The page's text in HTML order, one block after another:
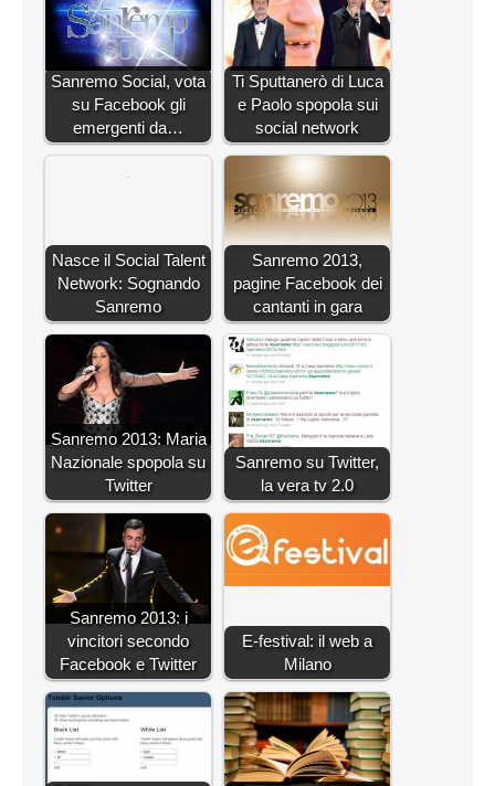
Sanremo Social, vota
su Facebook gli
emergenti da…
Ti Sputtanerò di Luca
e Paolo spopola sui
social network
Nasce il Social Talent
Network: Sognando
Sanremo
Sanremo 2013,
pagine Facebook dei
cantanti in gara
Sanremo 2013: Maria
Nazionale spopola su
Twitter
Sanremo su Twitter,
la vera tv 2.0
Sanremo 2013: i
vincitori secondo
Facebook e Twitter
E-festival: il web a
Milano